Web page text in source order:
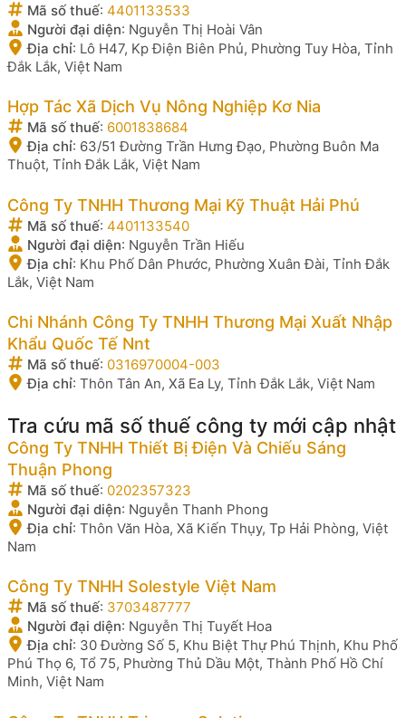
Mã số thuế: 4401133533
Người đại diện: Nguyễn Thị Hoài Vân
Địa chỉ: Lô H47, Kp Điện Biên Phủ, Phường Tuy Hòa, Tỉnh
Đắk Lắk, Việt Nam
Hợp Tác Xã Dịch Vụ Nông Nghiệp Kơ Nia
Mã số thuế: 6001838684
Địa chỉ: 63/51 Đường Trần Hưng Đạo, Phường Buôn Ma
Thuột, Tỉnh Đắk Lắk, Việt Nam
Công Ty TNHH Thương Mại Kỹ Thuật Hải Phú
Mã số thuế: 4401133540
Người đại diện: Nguyễn Trần Hiếu
Địa chỉ: Khu Phố Dân Phước, Phường Xuân Đài, Tỉnh Đắk
Lắk, Việt Nam
Chi Nhánh Công Ty TNHH Thương Mại Xuất Nhập
Khẩu Quốc Tế Nnt
Mã số thuế: 0316970004-003
Địa chỉ: Thôn Tân An, Xã Ea Ly, Tỉnh Đắk Lắk, Việt Nam
Tra cứu mã số thuế công ty mới cập nhật
Công Ty TNHH Thiết Bị Điện Và Chiếu Sáng
Thuận Phong
Mã số thuế: 0202357323
Người đại diện: Nguyễn Thanh Phong
Địa chỉ: Thôn Văn Hòa, Xã Kiến Thụy, Tp Hải Phòng, Việt
Nam
Công Ty TNHH Solestyle Việt Nam
Mã số thuế: 3703487777
Người đại diện: Nguyễn Thị Tuyết Hoa
Địa chỉ: 30 Đường Số 5, Khu Biệt Thự Phú Thịnh, Khu Phố
Phú Thọ 6, Tổ 75, Phường Thủ Dầu Một, Thành Phố Hồ Chí
Minh, Việt Nam